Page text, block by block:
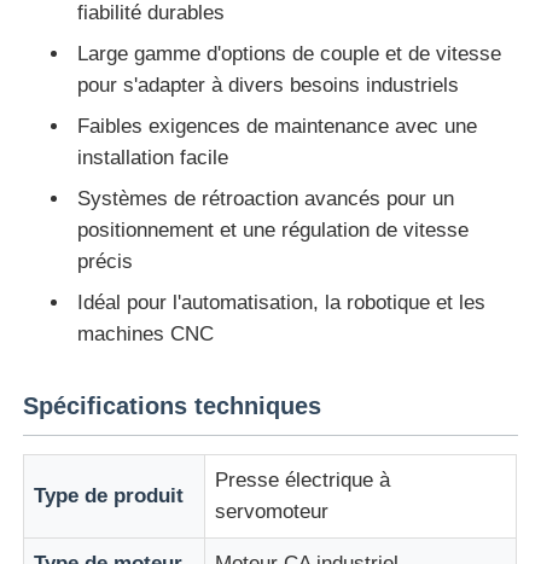
Visite d'usine
Contrôle de la qualité
Contact
Demande de soumission
Contrôleur logique programmable
Contrôleur PLC
fiabilité durables
Large gamme d'options de couple et de vitesse
pour s'adapter à divers besoins industriels
Faibles exigences de maintenance avec une
installation facile
Systèmes de rétroaction avancés pour un
positionnement et une régulation de vitesse
précis
Idéal pour l'automatisation, la robotique et les
machines CNC
Spécifications techniques
Type de produit
Presse électrique à
servomoteur